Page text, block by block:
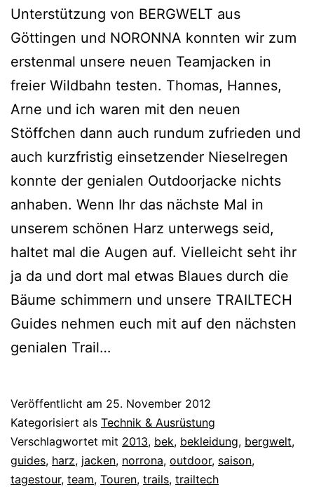
Unterstützung von BERGWELT aus
Göttingen und NORONNA konnten wir zum
erstenmal unsere neuen Teamjacken in
freier Wildbahn testen. Thomas, Hannes,
Arne und ich waren mit den neuen
Stöffchen dann auch rundum zufrieden und
auch kurzfristig einsetzender Nieselregen
konnte der genialen Outdoorjacke nichts
anhaben. Wenn Ihr das nächste Mal in
unserem schönen Harz unterwegs seid,
haltet mal die Augen auf. Vielleicht seht ihr
ja da und dort mal etwas Blaues durch die
Bäume schimmern und unsere TRAILTECH
Guides nehmen euch mit auf den nächsten
genialen Trail…
Veröffentlicht am 25. November 2012
Kategorisiert als Technik & Ausrüstung
Verschlagwortet mit 2013, bek, bekleidung, bergwelt,
guides, harz, jacken, norrona, outdoor, saison,
tagestour, team, Touren, trails, trailtech